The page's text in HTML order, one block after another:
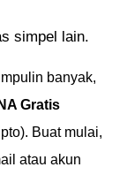
simpel lain.
banyak,
Gratis
Buat mulai,
atau akun